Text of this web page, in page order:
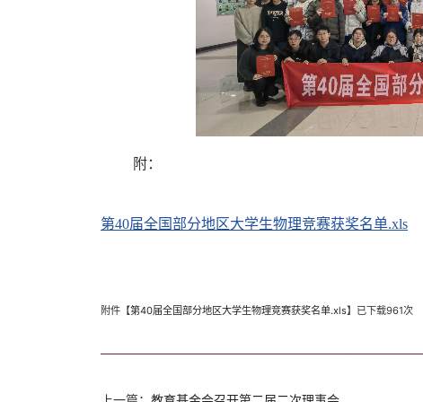
附：
第40届全国部分地区大学生物理竞赛获奖名单.xls
附件【第40届全国部分地区大学生物理竞赛获奖名单.xls】已下载961次